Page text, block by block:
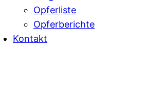
Opferliste
Opferberichte
Kontakt